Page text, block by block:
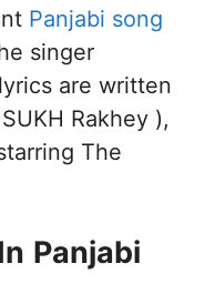
Panjabi song
singer
are written
Rakhey ),
The
Panjabi